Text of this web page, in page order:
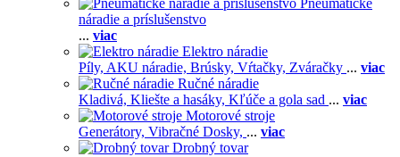
Pneumatické
náradie a príslušenstvo
... viac
Elektro náradie
Píly, AKU náradie, Brúsky, Vŕtačky, Zváračky ... viac
Ručné náradie
Kladivá, Kliešte a hasáky, Kľúče a gola sad ... viac
Motorové stroje
Generátory, Vibračné Dosky, ... viac
Drobný tovar